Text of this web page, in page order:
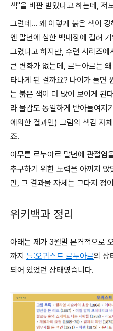
색"을 비판 받았다고 하는데, 저
그런데... 왜 이렇게 붉은 색이
엔 말년에 심한 백내장에 걸려
그렸다고 하지만, 수련 시리즈
큰 변화가 없는데, 르느아르는
타나게 된 걸까요? 나이가 들면
는 붉은 색이 더 많이 보이게 된
라 물감도 동일하게 받아들여지
에의한 결과인) 그림의 색감 자
죠.
아무튼 르누아르 말년에 관절염
추구하기 위한 노력을 아끼지 않
만, 그 결과물 자체는 그다지 정
위키백과 정리
아래는 제가 3월말 본격적으로
까지 틀:오귀스트 르누아르의 상
되어 있었던 상태였습니다.